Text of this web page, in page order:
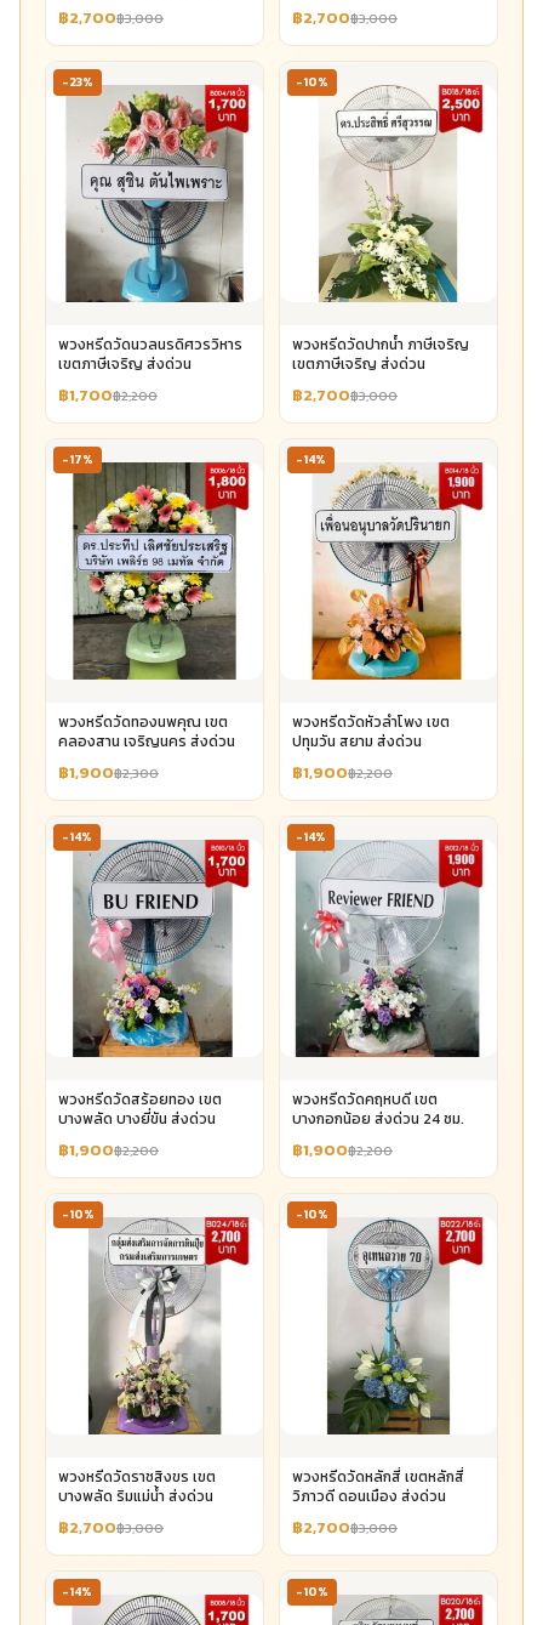
฿2,700฿3,000 ฿2,700฿3,000
-23%
พวงหรีดวัดนวลนรดิศวรวิหาร
เขตภาษีเจริญ ส่งด่วน
฿1,700฿2,200
-10%
พวงหรีดวัดปากน้ำ ภาษีเจริญ
เขตภาษีเจริญ ส่งด่วน
฿2,700฿3,000
-17%
พวงหรีดวัดทองนพคุณ เขต
คลองสาน เจริญนคร ส่งด่วน
฿1,900฿2,300
-14%
พวงหรีดวัดหัวลำโพง เขต
ปทุมวัน สยาม ส่งด่วน
฿1,900฿2,200
-14%
พวงหรีดวัดสร้อยทอง เขต
บางพลัด บางยี่ขัน ส่งด่วน
฿1,900฿2,200
-14%
พวงหรีดวัดคฤหบดี เขต
บางกอกน้อย ส่งด่วน 24 ชม.
฿1,900฿2,200
-10%
พวงหรีดวัดราชสิงขร เขต
บางพลัด ริมแม่น้ำ ส่งด่วน
฿2,700฿3,000
-10%
พวงหรีดวัดหลักสี่ เขตหลักสี่
วิภาวดี ดอนเมือง ส่งด่วน
฿2,700฿3,000
-14% -10%